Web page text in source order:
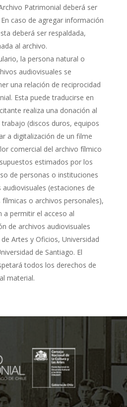
Patrimonial deberá ser
caso de agregar información
deberá ser respaldada,
al archivo.
la persona natural o
audiovisuales se
una relación de reciprocidad
Esta puede traducirse en
realiza una donación al
(discos duros, equipos
a digitalización de un filme
comercial del archivo fílmico
estimados por los
de personas o instituciones
(estaciones de
o archivos personales),
a permitir el acceso al
de archivos audiovisuales
Artes y Oficios, Universidad
de Santiago. El
todos los derechos de
material.